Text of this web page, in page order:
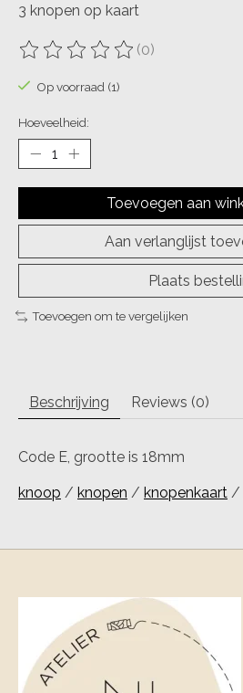
3 knopen op kaart
De beoordeling van dit product is
(0)
Op voorraad (1)
Hoeveelheid:
Toevoegen aan
Aan verlanglijst
Plaats
Toevoegen om te vergelijken
Beschrijving Reviews (0)
Code E, grootte is 18mm
knoop / knopen / knopenkaart /